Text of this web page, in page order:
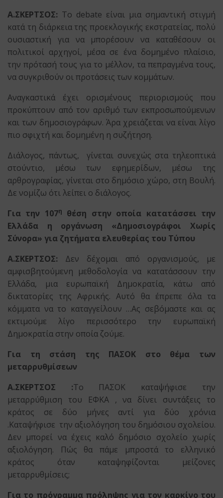
Α.ΣΚΕΡΤΣΟΣ: Το debate είναι μια σημαντική στιγμή
κατά τη διάρκεια της προεκλογικής εκστρατείας, πολύ
ουσιαστική για να μπορέσουν να καταθέσουν οι
πολιτικοί αρχηγοί, μέσα σε ένα δομημένο πλαίσιο,
την πρότασή τους για το μέλλον, τα πεπραγμένα τους,
να συγκριθούν οι προτάσεις των κομμάτων.
Αναγκαστικά έχει ορισμένους περιορισμούς που
προκύπτουν από τον αριθμό των εκπροσωπούμενων
και των δημοσιογράφων. Άρα χρειάζεται να είναι λίγο
πιο σφιχτή και δομημένη η συζήτηση.
Διάλογος, πάντως, γίνεται συνεχώς στα τηλεοπτικά
στούντιο, μέσω των εφημερίδων, μέσω της
αρθρογραφίας, γίνεται στο δημόσιο χώρο, στη Βουλή.
Δε νομίζω ότι λείπει ο διάλογος.
Για την 107η
θέση στην οποία κατατάσσει την
Ελλάδα η οργάνωση «Δημοσιογράφοι Χωρίς
Σύνορα» για ζητήματα ελευθερίας του Τύπου
Α.ΣΚΕΡΤΣΟΣ: Δεν δέχομαι από οργανισμούς, με
αμφισβητούμενη μεθοδολογία να κατατάσσουν την
Ελλάδα, μια ευρωπαϊκή Δημοκρατία, κάτω από
δικτατορίες της Αφρικής. Αυτό θα έπρεπε όλα τα
κόμματα να το καταγγείλουν …Ας σεβόμαστε και ας
εκτιμούμε λίγο περισσότερο την ευρωπαϊκή
Δημοκρατία στην οποία ζούμε.
Για τη στάση της ΠΑΣΟΚ στο θέμα των
μεταρρυθμίσεων
Α.ΣΚΕΡΤΣΟΣ :Το ΠΑΣΟΚ καταψήφισε την
μεταρρύθμιση του ΕΦΚΑ , να δίνει συντάξεις το
κράτος σε δύο μήνες αντί για δύο χρόνια
.Καταψήφισε την αξιολόγηση του δημόσιου σχολείου.
Δεν μπορεί να έχεις καλό δημόσιο σχολείο χωρίς
αξιολόγηση. Πώς θα πάμε μπροστά το ελληνικό
κράτος όταν καταψηφίζονται μείζονες
μεταρρυθμίσεις;
Για το πρόγραμμα πρόληψης για τον καρκίνο του